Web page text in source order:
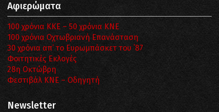
Αφιερώματα
100 χρόνια ΚΚΕ – 50 χρόνια ΚΝΕ
100 χρόνια Οχτωβριανή Επανάσταση
30 χρόνια απ’ το Ευρωμπάσκετ του ΄87
Φοιτητικές Εκλογές
28η Οκτώβρη
Φεστιβάλ ΚΝΕ – Οδηγητή
Newsletter